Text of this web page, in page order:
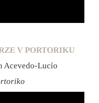
V PORTORIKU
Acevedo-Lucío